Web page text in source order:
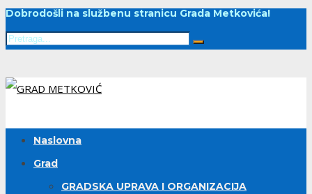
Dobrodošli na službenu stranicu Grada Metkovića!
Naslovna
Grad
GRADSKA UPRAVA I ORGANIZACIJA